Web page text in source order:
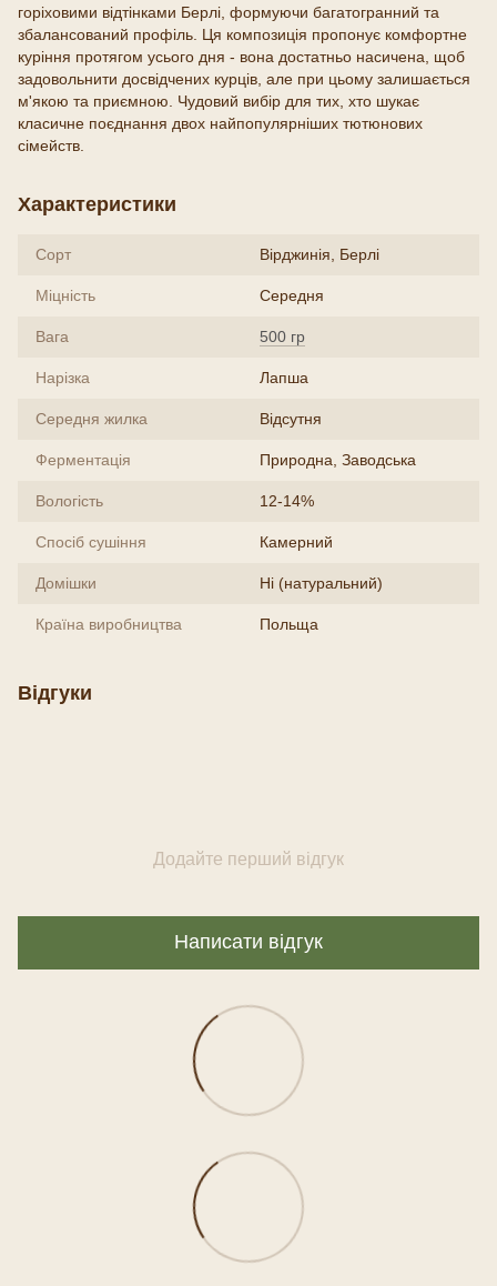
горіховими відтінками Берлі, формуючи багатогранний та
збалансований профіль. Ця композиція пропонує комфортне
куріння протягом усього дня - вона достатньо насичена, щоб
задовольнити досвідчених курців, але при цьому залишається
м'якою та приємною. Чудовий вибір для тих, хто шукає
класичне поєднання двох найпопулярніших тютюнових
сімейств.
Характеристики
Сорт Вірджинія, Берлі
Міцність Середня
Вага 500 гр
Нарізка Лапша
Середня жилка Відсутня
Ферментація Природна, Заводська
Вологість 12-14%
Спосіб сушіння Камерний
Домішки Ні (натуральний)
Країна виробництва Польща
Відгуки
Додайте перший відгук
Написати відгук